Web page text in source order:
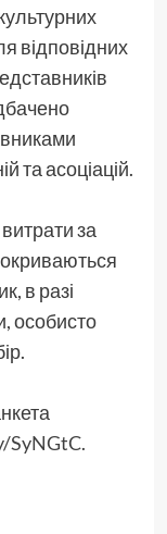
відповідних
та асоціацій.
за
в разі
особисто